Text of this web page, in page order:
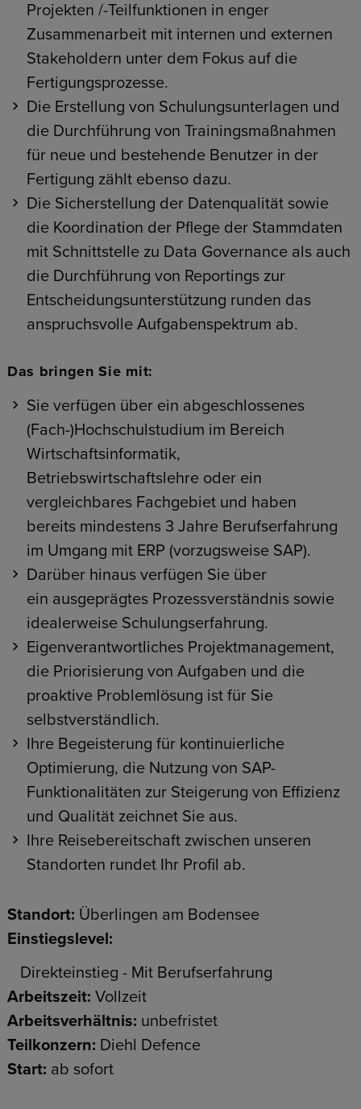
Projekten /-Teilfunktionen in enger
Zusammenarbeit mit internen und externen
Stakeholdern unter dem Fokus auf die
Fertigungsprozesse.
Die Erstellung von Schulungsunterlagen und
die Durchführung von Trainingsmaßnahmen
für neue und bestehende Benutzer in der
Fertigung zählt ebenso dazu.
Die Sicherstellung der Datenqualität sowie
die Koordination der Pflege der Stammdaten
mit Schnittstelle zu Data Governance als auch
die Durchführung von Reportings zur
Entscheidungsunterstützung runden das
anspruchsvolle Aufgabenspektrum ab.
Das bringen Sie mit:
Sie verfügen über ein abgeschlossenes
(Fach-)Hochschulstudium im Bereich
Wirtschaftsinformatik,
Betriebswirtschaftslehre oder ein
vergleichbares Fachgebiet und haben
bereits mindestens 3 Jahre Berufserfahrung
im Umgang mit ERP (vorzugsweise SAP).
Darüber hinaus verfügen Sie über
ein ausgeprägtes Prozessverständnis sowie
idealerweise Schulungserfahrung.
Eigenverantwortliches Projektmanagement,
die Priorisierung von Aufgaben und die
proaktive Problemlösung ist für Sie
selbstverständlich.
Ihre Begeisterung für kontinuierliche
Optimierung, die Nutzung von SAP-
Funktionalitäten zur Steigerung von Effizienz
und Qualität zeichnet Sie aus.
Ihre Reisebereitschaft zwischen unseren
Standorten rundet Ihr Profil ab.
Standort: Überlingen am Bodensee
Einstiegslevel:
Direkteinstieg - Mit Berufserfahrung
Arbeitszeit: Vollzeit
Arbeitsverhältnis: unbefristet
Teilkonzern: Diehl Defence
Start: ab sofort